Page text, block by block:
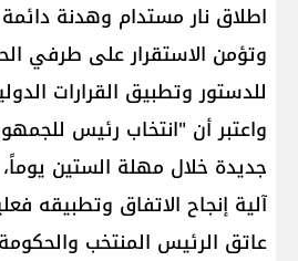
اطلاق نار مستدام وهدنة
وتؤمن الاستقرار على طرفي
للدستور وتطبيق القرارات
واعتبر أن "انتخاب رئيس
جديدة خلال مهلة الستين
آلية إنجاح الاتفاق وتطبيقه
عاتق الرئيس المنتخب